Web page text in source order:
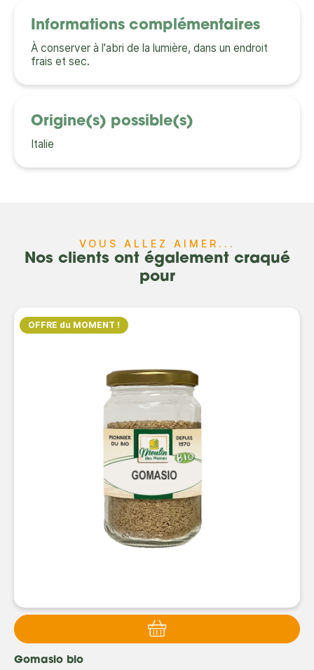
Informations complémentaires
À conserver à l'abri de la lumière, dans un endroit
frais et sec.
Origine(s) possible(s)
Italie
VOUS ALLEZ AIMER...
Nos clients ont également craqué
pour
OFFRE du MOMENT !
Gomasio bio